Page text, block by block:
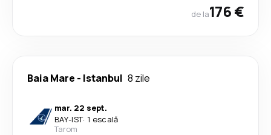
de la176 €
Baia Mare - Istanbul 8 zile
mar. 22 sept.
BAY-IST· 1 escală
Tarom